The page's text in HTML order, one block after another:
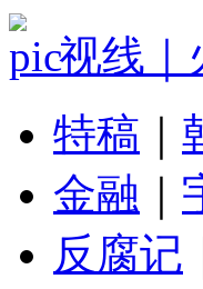
视线｜
特稿
金融
反腐记